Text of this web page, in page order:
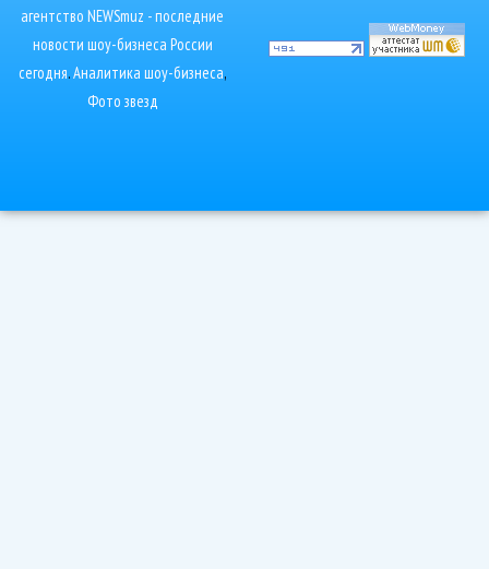
агентство NEWSmuz - последние
новости шоу-бизнеса России
сегодня.Аналитика шоу-бизнеса,
Фото звезд